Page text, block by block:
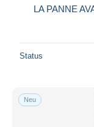
LA PANNE
Status
Neu